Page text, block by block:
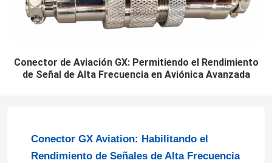
Conector de Aviación GX: Permitiendo el Rendimiento
de Señal de Alta Frecuencia en Aviónica Avanzada
Conector GX Aviation: Habilitando el
Rendimiento de Señales de Alta Frecuencia